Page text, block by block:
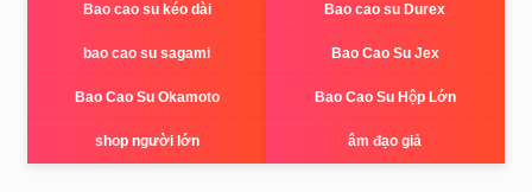
Bao cao su kéo dài Bao cao su Durex
bao cao su sagami Bao Cao Su Jex
Bao Cao Su Okamoto Bao Cao Su Hộp Lớn
shop người lớn âm đạo giả